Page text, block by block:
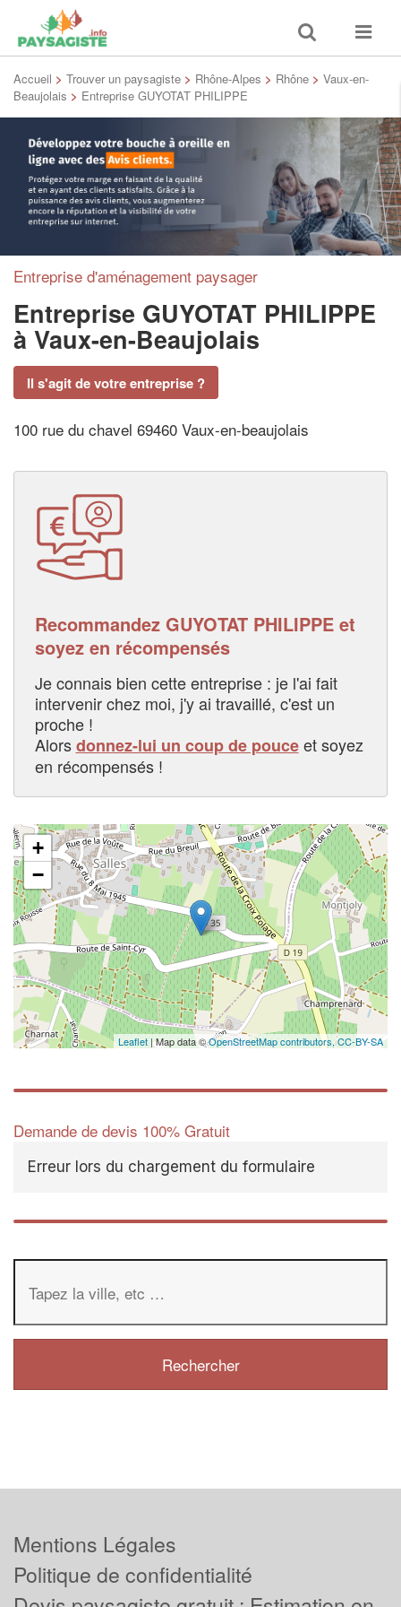
Toggle
search
Toggle
Accueil > Trouver un paysagiste > Rhône-Alpes > Rhône > Vaux-en-
Beaujolais > Entreprise GUYOTAT PHILIPPE
Entreprise d'aménagement paysager
Entreprise GUYOTAT PHILIPPE
à Vaux-en-Beaujolais
Il s'agit de votre entreprise ?
100 rue du chavel 69460 Vaux-en-beaujolais
Recommandez GUYOTAT PHILIPPE et
soyez en récompensés
Je connais bien cette entreprise : je l'ai fait
intervenir chez moi, j'y ai travaillé, c'est un
proche !
Alorsdonnez-lui un coup de pouceet soyez
en récompensés !
+
−
Leaflet | Map data ©OpenStreetMap contributors,CC-BY-SA
Demande de devis 100% Gratuit
Erreur lors du chargement du formulaire
Mentions Légales
Politique de confidentialité